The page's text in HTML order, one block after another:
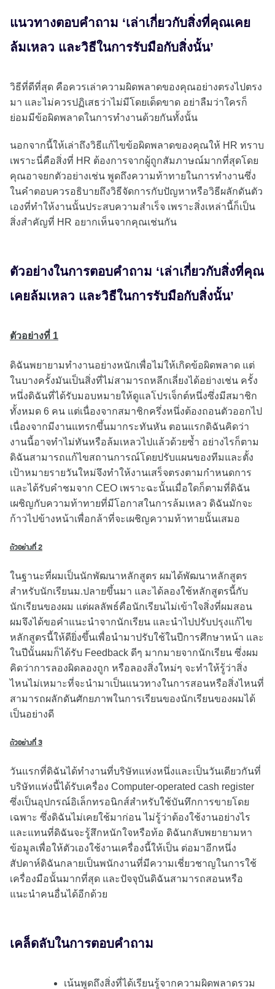
แนวทางตอบคำถาม ‘เล่าเกี่ยวกับสิ่งที่คุณเคย
ล้มเหลว และวิธีในการรับมือกับสิ่งนั้น’
วิธีที่ดีที่สุด คือควรเล่าความผิดพลาดของคุณอย่างตรงไปตรง
มา และไม่ควรปฏิเสธว่าไม่มีโดยเด็ดขาด อย่าลืมว่าใครก็
ย่อมมีข้อผิดพลาดในการทำงานด้วยกันทั้งนั้น
นอกจากนี้ให้เล่าถึงวิธีแก้ไขข้อผิดพลาดของคุณให้ HR ทราบ
เพราะนี่คือสิ่งที่ HR ต้องการจากผู้ถูกสัมภาษณ์มากที่สุดโดย
คุณอาจยกตัวอย่างเช่น พูดถึงความท้าทายในการทำงานซึ่ง
ในคำตอบควรอธิบายถึงวิธีจัดการกับปัญหาหรือวิธีผลักดันตัว
เองที่ทำให้งานนั้นประสบความสำเร็จ เพราะสิ่งเหล่านี้ก็เป็น
สิ่งสำคัญที่ HR อยากเห็นจากคุณเช่นกัน
ตัวอย่างในการตอบคำถาม ‘เล่าเกี่ยวกับสิ่งที่คุณ
เคยล้มเหลว และวิธีในการรับมือกับสิ่งนั้น’
ตัวอย่างที่ 1
ดิฉันพยายามทำงานอย่างหนักเพื่อไม่ให้เกิดข้อผิดพลาด แต่
ในบางครั้งมันเป็นสิ่งที่ไม่สามารถหลีกเลี่ยงได้อย่างเช่น ครั้ง
หนึ่งดิฉันที่ได้รับมอบหมายให้ดูแลโปรเจ็กต์หนึ่งซึ่งมีสมาชิก
ทั้งหมด 6 คน แต่เนื่องจากสมาชิกครึ่งหนึ่งต้องถอนตัวออกไป
เนื่องจากมีงานแทรกขึ้นมากระทันหัน ตอนแรกดิฉันคิดว่า
งานนี้อาจทำไม่ทันหรือล้มเหลวไปแล้วด้วยซ้ำ อย่างไรก็ตาม
ดิฉันสามารถแก้ไขสถานการณ์โดยปรับแผนของทีมและตั้ง
เป้าหมายรายวันใหม่จึงทำให้งานเสร็จตรงตามกำหนดการ
และได้รับคำชมจาก CEO เพราะฉะนั้นเมื่อใดก็ตามที่ดิฉัน
เผชิญกับความท้าทายที่มีโอกาสในการล้มเหลว ดิฉันมักจะ
ก้าวไปข้างหน้าเพื่อกล้าที่จะเผชิญความท้าทายนั้นเสมอ
ตัวอย่างที่ 2
ในฐานะที่ผมเป็นนักพัฒนาหลักสูตร ผมได้พัฒนาหลักสูตร
สำหรับนักเรียนม.ปลายขึ้นมา และได้ลองใช้หลักสูตรนี้กับ
นักเรียนของผม แต่ผลลัพธ์คือนักเรียนไม่เข้าใจสิ่งที่ผมสอน
ผมจึงได้ขอคำแนะนำจากนักเรียน และนำไปปรับปรุงแก้ไข
หลักสูตรนี้ให้ดียิ่งขึ้นเพื่อนำมาปรับใช้ในปีการศึกษาหน้า และ
ในปีนั้นผมก็ได้รับ Feedback ดีๆ มากมายจากนักเรียน ซึ่งผม
คิดว่าการลองผิดลองถูก หรือลองสิ่งใหม่ๆ จะทำให้รู้ว่าสิ่ง
ไหนไม่เหมาะที่จะนำมาเป็นแนวทางในการสอนหรือสิ่งไหนที่
สามารถผลักดันศักยภาพในการเรียนของนักเรียนของผมได้
เป็นอย่างดี
ตัวอย่างที่ 3
วันแรกที่ดิฉันได้ทำงานที่บริษัทแห่งหนึ่งและเป็นวันเดียวกันที่
บริษัทแห่งนี้ได้รับเครื่อง Computer-operated cash register
ซึ่งเป็นอุปกรณ์อิเล็กทรอนิกส์สำหรับใช้บันทึกการขายโดย
เฉพาะ ซึ่งดิฉันไม่เคยใช้มาก่อน ไม่รู้ว่าต้องใช้งานอย่างไร
และแทนที่ดิฉันจะรู้สึกหนักใจหรือท้อ ดิฉันกลับพยายามหา
ข้อมูลเพื่อให้ตัวเองใช้งานเครื่องนี้ให้เป็น ต่อมาอีกหนึ่ง
สัปดาห์ดิฉันกลายเป็นพนักงานที่มีความเชี่ยวชาญในการใช้
เครื่องมือนั้นมากที่สุด และปัจจุบันดิฉันสามารถสอนหรือ
แนะนำคนอื่นได้อีกด้วย
เคล็ดลับในการตอบคำถาม
เน้นพูดถึงสิ่งที่ได้เรียนรู้จากความผิดพลาดรวม